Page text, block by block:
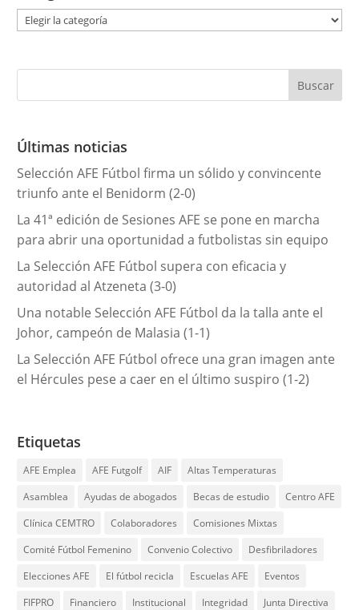
g
r
a
s
Últimas noticias
Selección AFE Fútbol firma un sólido y convincente
triunfo ante el Benidorm (2-0)
La 41ª edición de Sesiones AFE se pone en marcha
para abrir una oportunidad a futbolistas sin equipo
La Selección AFE Fútbol supera con eficacia y
autoridad al Atzeneta (3-0)
Una notable Selección AFE Fútbol da la talla ante el
Johor, campeón de Malasia (1-1)
La Selección AFE Fútbol ofrece una gran imagen ante
el Hércules pese a caer en el último suspiro (1-2)
Etiquetas
AFE Emplea AFE Futgolf AIF
Altas Temperaturas
Asamblea
Ayudas de abogados Becas de estudio
Centro AFE
Clínica CEMTRO
Colaboradores
Comisiones Mixtas
Comité Fútbol Femenino
Convenio Colectivo
Desfibriladores
Elecciones AFE
El fútbol recicla Escuelas AFE
Eventos
FIFPRO
Financiero Institucional Integridad
Junta Directiva